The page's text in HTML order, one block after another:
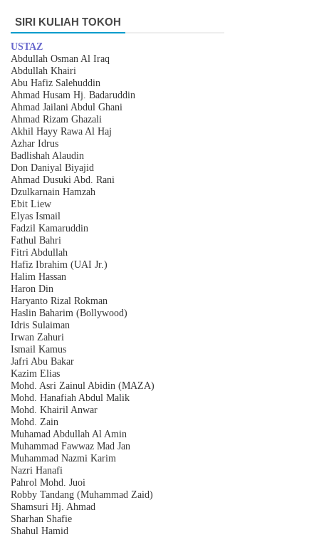
SIRI KULIAH TOKOH
USTAZ
Abdullah Osman Al Iraq
Abdullah Khairi
Abu Hafiz Salehuddin
Ahmad Husam Hj. Badaruddin
Ahmad Jailani Abdul Ghani
Ahmad Rizam Ghazali
Akhil Hayy Rawa Al Haj
Azhar Idrus
Badlishah Alaudin
Don Daniyal Biyajid
Ahmad Dusuki Abd. Rani
Dzulkarnain Hamzah
Ebit Liew
Elyas Ismail
Fadzil Kamaruddin
Fathul Bahri
Fitri Abdullah
Hafiz Ibrahim (UAI Jr.)
Halim Hassan
Haron Din
Haryanto Rizal Rokman
Haslin Baharim (Bollywood)
Idris Sulaiman
Irwan Zahuri
Ismail Kamus
Jafri Abu Bakar
Kazim Elias
Mohd. Asri Zainul Abidin (MAZA)
Mohd. Hanafiah Abdul Malik
Mohd. Khairil Anwar
Mohd. Zain
Muhamad Abdullah Al Amin
Muhammad Fawwaz Mad Jan
Muhammad Nazmi Karim
Nazri Hanafi
Pahrol Mohd. Juoi
Robby Tandang (Muhammad Zaid)
Shamsuri Hj. Ahmad
Sharhan Shafie
Shahul Hamid